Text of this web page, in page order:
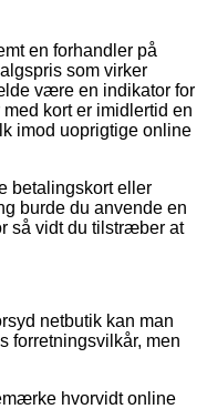
en forhandler på
som virker
være en indikator for
kort er imidlertid en
imod uoprigtige online
betalingskort eller
burde du anvende en
så vidt du tilstræber at
netbutik kan man
forretningsvilkår, men
hvorvidt online